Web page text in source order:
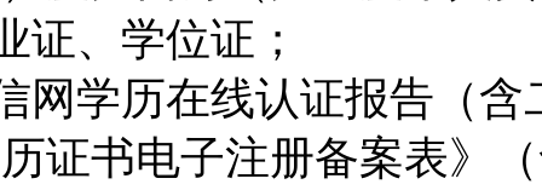
证、 学位证；
网学历在线认证报告（含
证书电子注册备案表》